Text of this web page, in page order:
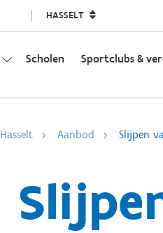
HASSELT
Scholen Sportclubs &
Hasselt Aanbod Slijpen